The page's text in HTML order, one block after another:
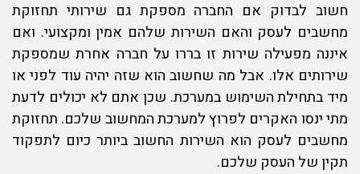
חשוב לבדוק אם החברה מספקת גם שירותי תחזוקת
מחשבים לעסק והאם השירות שלהם אמין ומקצועי. ואם
איננה מפעילה שירות זו בררו על חברה אחרת שמספקת
שירותים אלו. אבל מה שחשוב הוא שזה יהיה עוד לפני או
מיד בתחילת השימוש במערכת. שכן אתם לא יכולים לדעת
מתי ינסו האקרים לפרוץ למערכת המחשוב שלכם. תחזוקת
מחשבים לעסק הוא השירות החשוב ביותר כיום לתפקוד
תקין של העסק שלכם.